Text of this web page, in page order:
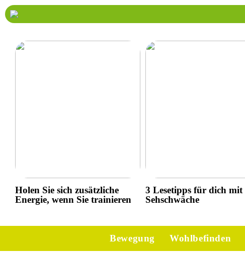
Holen Sie sich zusätzliche
Energie, wenn Sie trainieren
3 Lesetipps für dich mit
Sehschwäche
Bewegung Wohlbefinden